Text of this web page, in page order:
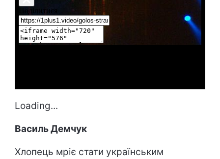
Loading...
Василь Демчук
Хлопець мріє стати українським